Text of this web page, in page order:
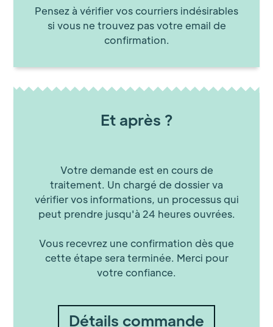
Pensez à vérifier vos courriers indésirables
si vous ne trouvez pas votre email de
confirmation.
Et après ?
Votre demande est en cours de
traitement. Un chargé de dossier va
vérifier vos informations, un processus qui
peut prendre jusqu'à 24 heures ouvrées.
Vous recevrez une confirmation dès que
cette étape sera terminée. Merci pour
votre confiance.
Détails commande